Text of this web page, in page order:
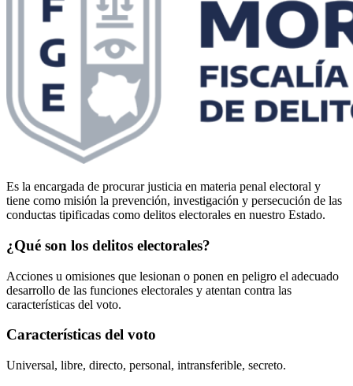
Es la encargada de procurar justicia en materia penal electoral y
tiene como misión la prevención, investigación y persecución de las
conductas tipificadas como delitos electorales en nuestro Estado.
¿Qué son los delitos electorales?
Acciones u omisiones que lesionan o ponen en peligro el adecuado
desarrollo de las funciones electorales y atentan contra las
características del voto.
Características del voto
Universal, libre, directo, personal, intransferible, secreto.